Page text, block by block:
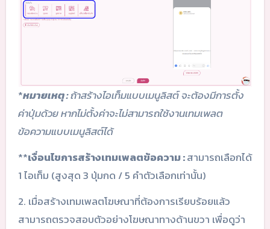
*หมายเหตุ :ถ้าสร้างไอเท็มแบบเมนูลิสต์ จะต้องมีการตั้ง
ค่าปุ่มด้วย หากไม่ตั้งค่าจะไม่สามารถใช้งานเทมเพลต
ข้อความแบบเมนูลิสต์ได้
**เงื่อนไขการสร้างเทมเพลตข้อความ :สามารถเลือกได้
1 ไอเท็ม (สูงสุด 3 ปุ่มกด / 5 คำตัวเลือกเท่านั้น)
2. เมื่อสร้างเทมเพลตโฆษณาที่ต้องการเรียบร้อยแล้ว
สามารถตรวจสอบตัวอย่างโฆษณาทางด้านขวา เพื่อดูว่า